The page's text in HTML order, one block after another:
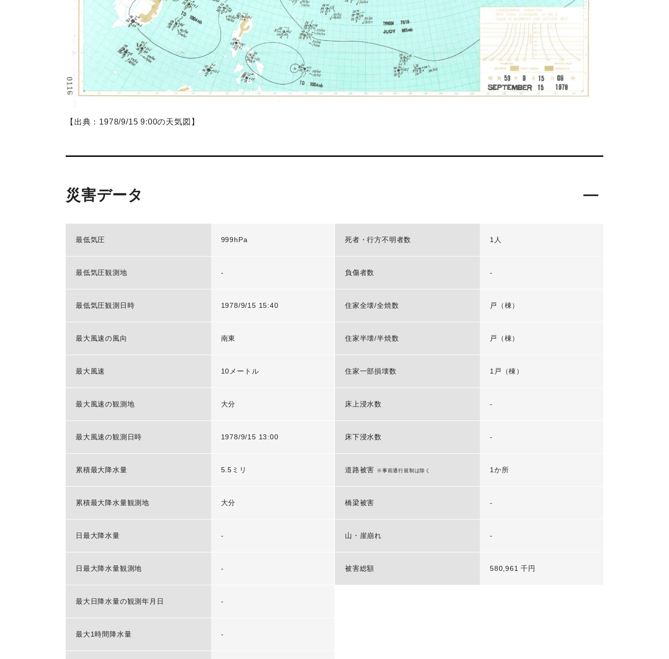
【出典：1978/9/15 9:00の天気図】
災害データ
最低気圧 999hPa
最低気圧観測地 -
最低気圧観測日時 1978/9/15 15:40
最大風速の風向 南東
最大風速 10メートル
最大風速の観測地 大分
最大風速の観測日時 1978/9/15 13:00
累積最大降水量 5.5ミリ
累積最大降水量観測地 大分
日最大降水量 -
日最大降水量観測地 -
最大日降水量の観測年月日 -
最大1時間降水量 -
死者・行方不明者数 1人
負傷者数 -
住家全壊/全焼数 戸（棟）
住家半壊/半焼数 戸（棟）
住家一部損壊数 1戸（棟）
床上浸水数 -
床下浸水数 -
道路被害 ※事前通行規制は除く 1か所
橋梁被害 -
山・崖崩れ -
被害総額 580,961 千円